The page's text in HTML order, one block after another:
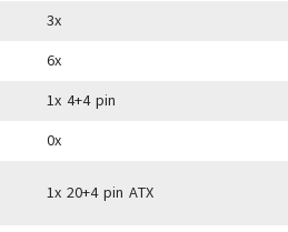
3x
6x
1x 4+4 pin
0x
1x 20+4 pin ATX